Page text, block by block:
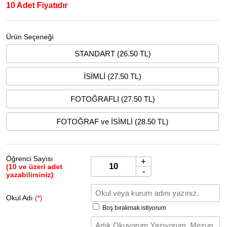
10 Adet Fiyatıdır
Ürün Seçeneği
STANDART (26.50 TL)
İSİMLİ (27.50 TL)
FOTOĞRAFLI (27.50 TL)
FOTOĞRAF ve İSİMLİ (28.50 TL)
Öğrenci Sayısı
(10 ve üzeri adet
yazabilirsiniz)
+
-
Okul Adı (*)
Boş bırakmak istiyorum